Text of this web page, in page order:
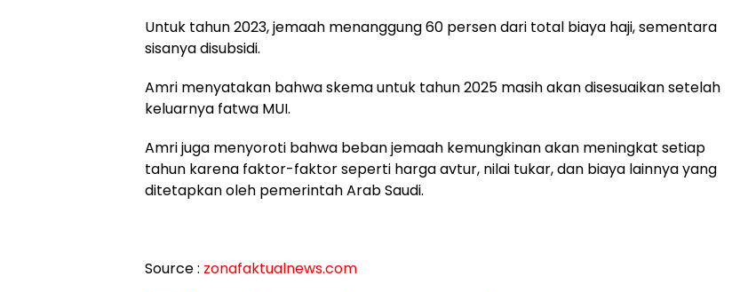
Untuk tahun 2023, jemaah menanggung 60 persen dari total biaya haji, sementara
sisanya disubsidi.
Amri menyatakan bahwa skema untuk tahun 2025 masih akan disesuaikan setelah
keluarnya fatwa MUI.
Amri juga menyoroti bahwa beban jemaah kemungkinan akan meningkat setiap
tahun karena faktor-faktor seperti harga avtur, nilai tukar, dan biaya lainnya yang
ditetapkan oleh pemerintah Arab Saudi.
Source : zonafaktualnews.com